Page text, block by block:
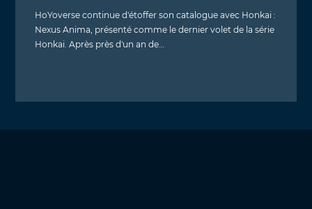
HoYoverse continue d'étoffer son catalogue avec Honkai :
Nexus Anima, présenté comme le dernier volet de la série
Honkai. Après près d'un an de…